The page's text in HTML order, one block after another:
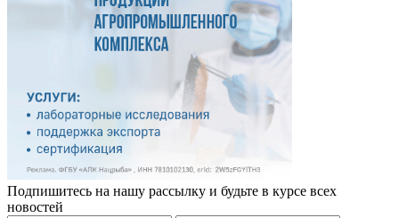
Подпишитесь на нашу рассылку и будьте в курсе всех
новостей